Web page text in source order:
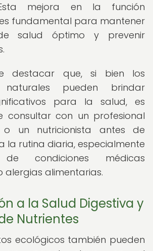
Esta mejora en la función
fundamental para mantener
salud óptimo y prevenir
destacar que, si bien los
naturales pueden brindar
para la salud, es
consultar con un profesional
un nutricionista antes de
la rutina diaria, especialmente
condiciones médicas
alergias alimentarias.
a la Salud Digestiva y
Nutrientes
ecológicos también pueden